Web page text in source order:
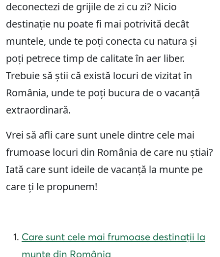
deconectezi de grijile de zi cu zi? Nicio
destinație nu poate fi mai potrivită decât
muntele, unde te poți conecta cu natura și
poți petrece timp de calitate în aer liber.
Trebuie să știi că există locuri de vizitat în
România, unde te poți bucura de o vacanță
extraordinară.
Vrei să afli care sunt unele dintre cele mai
frumoase locuri din România de care nu știai?
Iată care sunt ideile de vacanță la munte pe
care ți le propunem!
Care sunt cele mai frumoase destinații la
munte din România